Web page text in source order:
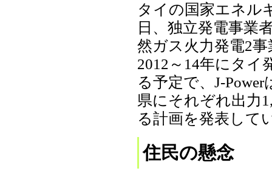
タイの国家エネル
日、独立発電事業
然ガス火力発電2
2012～14年にタイ
る予定で、J-
県にそれぞれ出力
る計画を発表して
住民の懸念